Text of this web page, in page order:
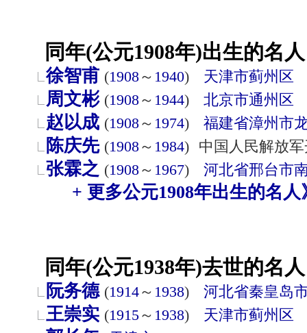
同年(公元1908年)出生的名
徐智甫 (1908～ 1940) 天津市蓟州区
周文彬 (1908～ 1944) 北京市通州区
赵以成 (1908～ 1974) 福建省漳州市
陈庆先 (1908～ 1984) 中国人民解放
张霖之 (1908～ 1967) 河北省邢台市
+ 更多公元1908年出生的名人
同年(公元1938年)去世的名
阮务德 (1914～ 1938) 河北省秦皇岛
王崇实 (1915～ 1938) 天津市蓟州区